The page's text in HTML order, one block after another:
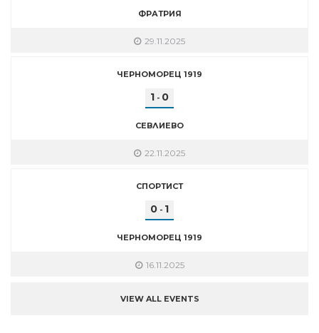
ФРАТРИЯ
29.11.2025
ЧЕРНОМОРЕЦ 1919
1 - 0
СЕВЛИЕВО
22.11.2025
СПОРТИСТ
0 - 1
ЧЕРНОМОРЕЦ 1919
16.11.2025
VIEW ALL EVENTS